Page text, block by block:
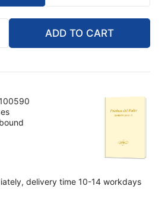
Palabras
Padre
para
ti
quantity
ADD TO CART
delivery time 10-14 workdays